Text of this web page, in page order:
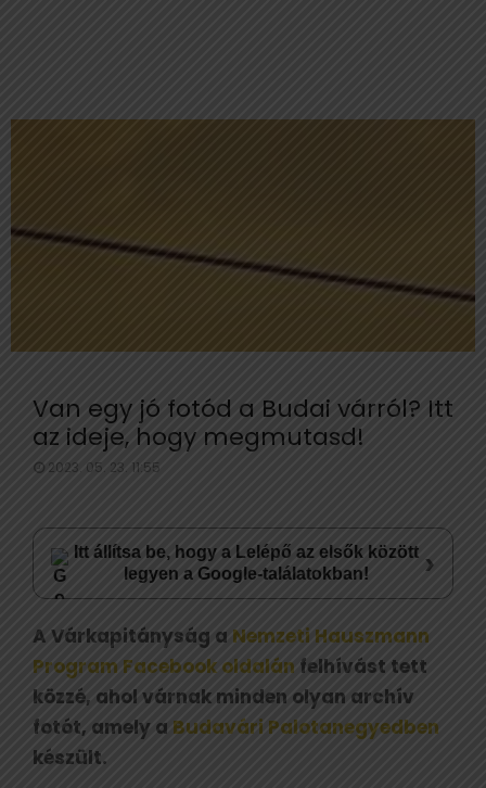
Van egy jó fotód a Budai várról? Itt
az ideje, hogy megmutasd!
2023. 05. 23. 11:55
Itt állítsa be, hogy a Lelépő az elsők között
legyen a Google-találatokban!
›
A Várkapitányság a Nemzeti Hauszmann
Program Facebook oldalán felhívást tett
közzé, ahol várnak minden olyan archív
fotót, amely a Budavári Palotanegyedben
készült.